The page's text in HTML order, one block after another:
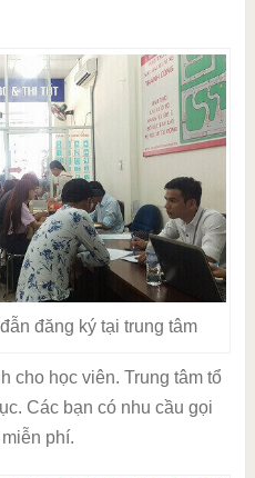
đăng ký tại trung tâm
cho học viên. Trung tâm tổ
Các bạn có nhu cầu gọi
phí.